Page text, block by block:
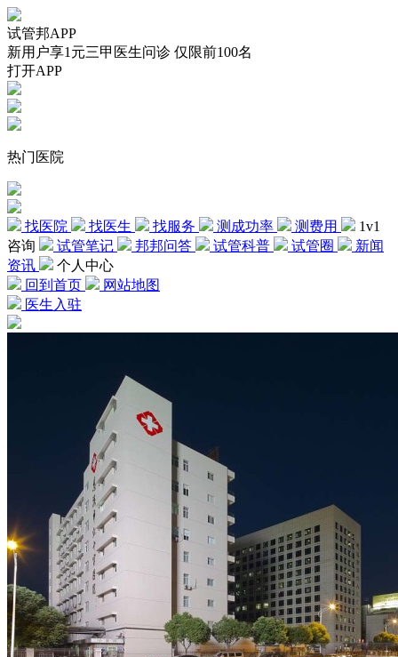
试管邦APP
新用户享1元三甲医生问诊 仅限前100名
打开APP
热门医院
找医院 找医生 找服务 测成功率 测费用
1v1
咨询
试管笔记 邦邦问答 试管科普 试管圈
新闻
资讯
个人中心
回到首页
网站地图
医生入驻